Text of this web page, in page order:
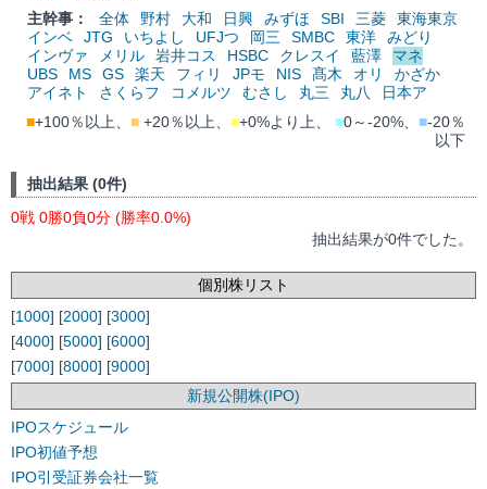
主幹事：
全体 野村 大和 日興 みずほ SBI 三菱
東海東京
インベ
JTG いちよし UFJつ 岡三 SMBC 東洋
みどり
インヴァ
メリル 岩井コス HSBC クレスイ 藍澤
マネ
UBS
MS GS 楽天 フィリ JPモ NIS 髙木 オリ
かざか
アイネト
さくらフ コメルツ むさし 丸三 丸八
日本ア
■+100％以上、 ■ +20％以上、 ■+0%より上、 ■0～-20%、 ■-20％
以下
抽出結果 (0件)
0戦 0勝0負0分 (勝率0.0%)
抽出結果が0件でした。
個別株リスト
[1000] [2000] [3000]
[4000] [5000] [6000]
[7000] [8000] [9000]
新規公開株(IPO)
IPOスケジュール
IPO初値予想
IPO引受証券会社一覧